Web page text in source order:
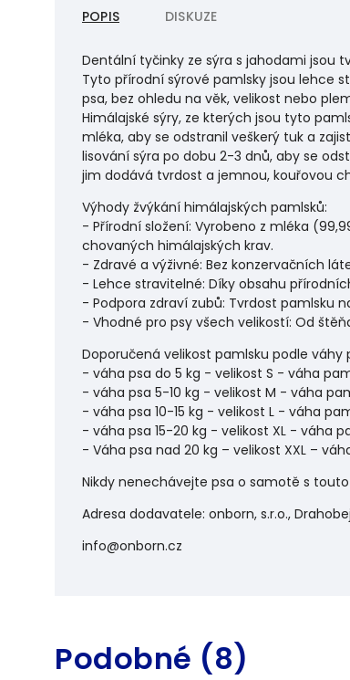
POPIS DISKUZE
Dentální tyčinky ze sýra s jahodami jsou
Tyto přírodní sýrové pamlsky jsou lehce
psa, bez ohledu na věk, velikost nebo
Himálajské sýry, ze kterých jsou tyto
mléka, aby se odstranil veškerý tuk a
lisování sýra po dobu 2-3 dnů, aby se
jim dodává tvrdost a jemnou, kouřovou
Výhody žvýkání himálajských pamlsků:
- Přírodní složení: Vyrobeno z mléka
chovaných himálajských krav.
- Zdravé a výživné: Bez konzervačních
- Lehce stravitelné: Díky obsahu
- Podpora zdraví zubů: Tvrdost pamlsku
- Vhodné pro psy všech velikostí: Od
Doporučená velikost pamlsku podle váhy
- váha psa do 5 kg - velikost S - váha
- váha psa 5-10 kg - velikost M - váha
- váha psa 10-15 kg - velikost L - váha
- váha psa 15-20 kg - velikost XL - váha
- Váha psa nad 20 kg – velikost XXL –
Nikdy nenechávejte psa o samotě s
Adresa dodavatele: onborn, s.r.o.,
info@onborn.cz
Podobné (8)